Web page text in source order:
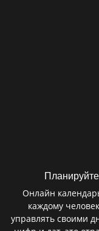
Онлайн
каждому
управлять своими